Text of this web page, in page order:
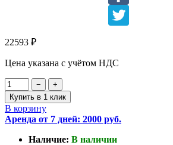
22593 ₽
Цена указана с учётом НДС
−
+
Купить в 1 клик
В корзину
Аренда от 7 дней: 2000 руб.
Наличие: В наличии